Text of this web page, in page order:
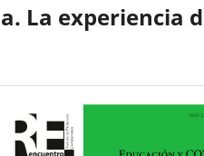
La experiencia